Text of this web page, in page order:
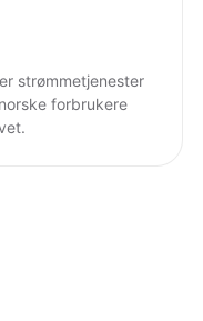
strømmetjenester
forbrukere